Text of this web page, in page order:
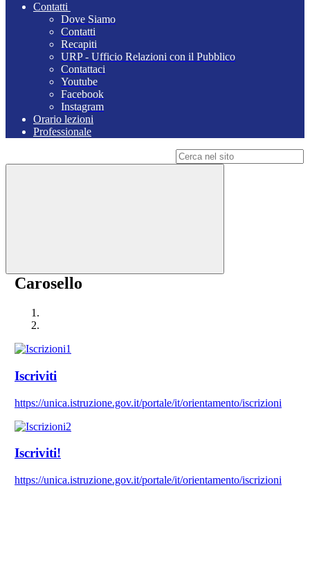
Contatti
Dove Siamo
Contatti
Recapiti
URP - Ufficio Relazioni con il Pubblico
Contattaci
Youtube
Facebook
Instagram
Orario lezioni
Professionale
Carosello
Iscriviti
https://unica.istruzione.gov.it/portale/it/orientamento/iscrizioni
Iscriviti!
https://unica.istruzione.gov.it/portale/it/orientamento/iscrizioni